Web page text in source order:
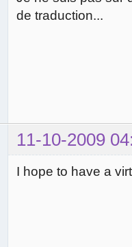
de traduction...
11-10-2009
I hope to have a